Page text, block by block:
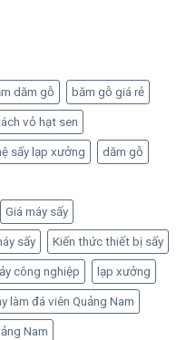
dăm gỗ băm gỗ giá rẻ
vỏ hạt sen
sấy lạp xưởng dăm gỗ
Giá máy sấy
sấy Kiến thức thiết bị sấy
công nghiệp lạp xưởng
làm đá viên Quảng Nam
Nam